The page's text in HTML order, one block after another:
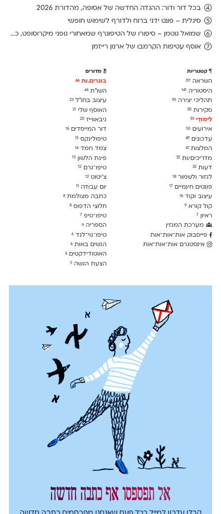
בכל דור ודור: ההגדה החדשה של אסופה, מהדורת 2026
סיגלית – פונט ידני ברוח ולדורף לשימוש חופשי
שמואל גוטמן – סיפורו של הטיפוגרף שמאחורי גופני מיקרוסופט, כפי שנחשף בארכיון של נינתו
אוסף עטיפות הקרמבו של ארנון רייזמן
קטגוריות
השראה 311
היסטוריה 141
תהליכי יצירה 95
סקירות 82
לימודִי 51
אירועים 50
עדכונים 49
המלצות47
מדריכים/ות 32
דעות 32
לגזור ולשמור 18
פונטים חינמיים 17
עיצוב וקוד 16
קול קורא 9
ראיון 7
מערכת המגזין
פייסבוק אות־אות־אות
אינסטגרם אות־אות־אות
מדורים
בוגרים.ות66
השו״ת44
עיצוב בחו"ל23
האוסף שלי21
גיבאווייז20
דור המייסדים16
טיפולינקס15
צמד חמד14
פינת הלשון13
טיפו־גרם12
צ׳יטוט12
יום עבודה11
כתבה מצולמת8
חלוצי הדפוס8
טיפו־טיפ7
הספריה6
טיפו־נוי־לנד6
הנשים באות6
האוטודידקטים6
הצעת הגשה5
אל תפספסו אף כתבה חדשה